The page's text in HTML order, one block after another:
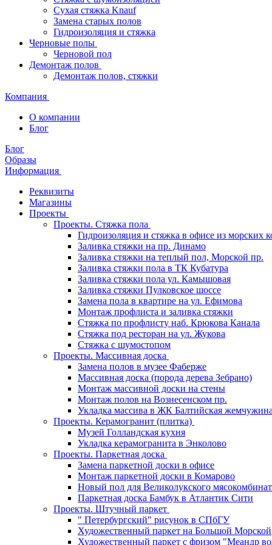
Сухая стяжка Knauf
Замена старых полов
Гидроизоляция и стяжка
Черновые полы
Черновой пол
Демонтаж полов
Демонтаж полов, стяжки
Компания
О компании
Блог
Блог
Образы
Информация
Реквизиты
Магазины
Проекты
Проекты. Стяжка пола
Гидроизоляция и стяжка в офисе из морских
Заливка стяжки на пр. Динамо
Заливка стяжки на теплый пол, Морской пр.
Заливка стяжки пола в ТК Кубатура
Заливка стяжки пола ул. Камышовая
Заливка стяжки Пулковское шоссе
Замена пола в квартире на ул. Ефимова
Монтаж профлиста и заливка стяжки
Стяжка по профлисту наб. Крюкова Канала
Стяжка под ресторан на ул. Жукова
Стяжка с шумостопом
Проекты. Массивная доска
Замена полов в музее Фаберже
Массивная доска (порода дерева Зебрано)
Монтаж массивной доски на стены
Монтаж полов на Вознесенском пр.
Укладка массива в ЖК Балтийская жемчужина
Проекты. Керамогранит (плитка)
Музей Голландская кухня
Укладка керамогранита в Энколово
Проекты. Паркетная доска
Замена паркетной доски в офисе
Монтаж паркетной доски в Комарово
Новый пол для Великолукского
Паркетная доска Бамбук в Атлантик Сити
Проекты. Штучный паркет
" Петербургский" рисунок в СПбГУ
Художественный паркет на Большой Морской
Художественный паркет с фризом "Меандр